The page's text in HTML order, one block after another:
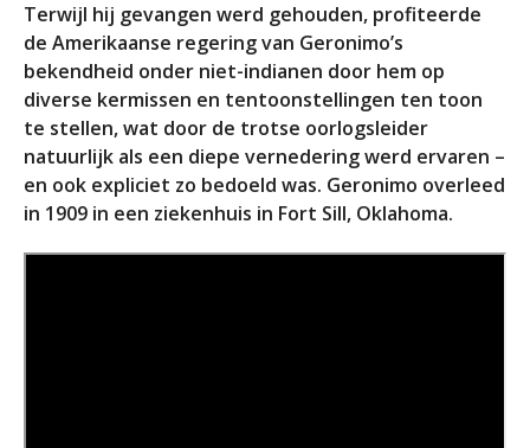
Terwijl hij gevangen werd gehouden, profiteerde
de Amerikaanse regering van Geronimo’s
bekendheid onder niet-indianen door hem op
diverse kermissen en tentoonstellingen ten toon
te stellen, wat door de trotse oorlogsleider
natuurlijk als een diepe vernedering werd ervaren –
en ook expliciet zo bedoeld was. Geronimo overleed
in 1909 in een ziekenhuis in Fort Sill, Oklahoma.